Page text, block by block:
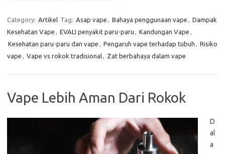
Category: Artikel Tag: Asap vape , Bahaya penggunaan vape , Dampak
Kesehatan Vape , EVALI penyakit paru-paru , Kandungan Vape ,
Kesehatan paru-paru dan vape , Pengaruh vape terhadap tubuh , Risiko
vape , Vape vs rokok tradisional, Zat berbahaya dalam vape
Vape Lebih Aman Dari Rokok
D
al
a